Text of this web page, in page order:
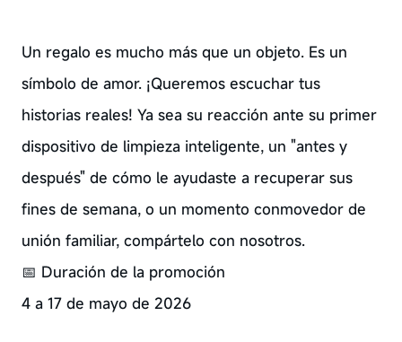
Un regalo es mucho más que un objeto. Es un
símbolo de amor. ¡Queremos escuchar tus
historias reales! Ya sea su reacción ante su primer
dispositivo de limpieza inteligente, un "antes y
después" de cómo le ayudaste a recuperar sus
fines de semana, o un momento conmovedor de
unión familiar, compártelo con nosotros.
📅 Duración de la promoción
4 a 17 de mayo de 2026